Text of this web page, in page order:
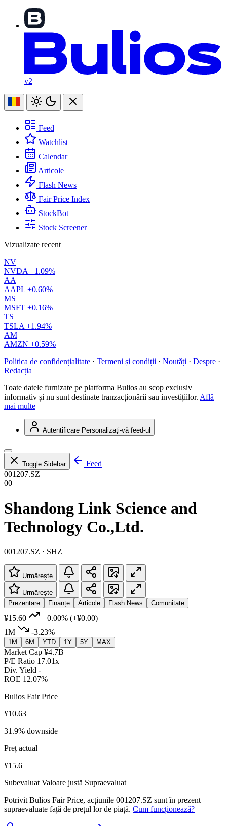
v2
Feed
Watchlist
Calendar
Articole
Flash News
Fair Price Index
StockBot
Stock Screener
Vizualizate recent
NV
NVDA +1.09%
AA
AAPL +0.60%
MS
MSFT +0.16%
TS
TSLA +1.94%
AM
AMZN +0.59%
Politica de confidențialitate · Termeni și condiții · Noutăți · Despre ·
Redacția
Toate datele furnizate pe platforma Bulios au scop exclusiv
informativ și nu sunt destinate tranzacționării sau investițiilor. Află
mai multe
Autentificare Personalizați-vă feed-ul
Toggle Sidebar
Feed
001207.SZ
00
Shandong Link Science and
Technology Co.,Ltd.
001207.SZ · SHZ
Urmărește
Urmărește
Prezentare
Finanțe Articole Flash News Comunitate
¥15.60 +0.00% (+¥0.00)
1M
-3.23%
1M 6M YTD 1Y 5Y MAX
Market Cap ¥4.7B
P/E Ratio 17.01x
Div. Yield -
ROE 12.07%
Bulios Fair Price
¥10.63
31.9% downside
Preț actual
¥15.6
Subevaluat Valoare justă Supraevaluat
Potrivit Bulios Fair Price, acțiunile 001207.SZ sunt în prezent
supraevaluate față de prețul lor de piață. Cum funcționează?